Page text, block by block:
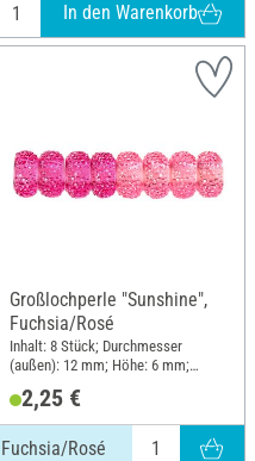
In den Warenkorb
Großlochperle "Sunshine",
Fuchsia/Rosé
Inhalt: 8 Stück; Durchmesser
(außen): 12 mm; Höhe: 6 mm;
2,25 €
Fuchsia/Rosé